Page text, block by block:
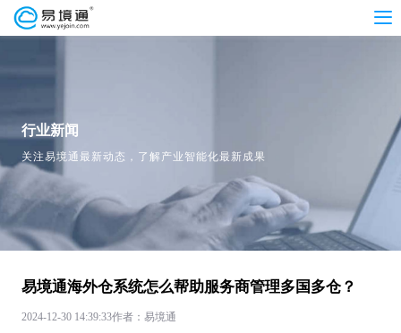
行业新闻
关注易境通最新动态，了解产业智能化最新成果
易境通海外仓系统怎么帮助服务商管理多国多仓？
2024-12-30 14:39:33作者：易境通